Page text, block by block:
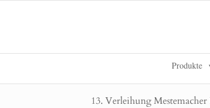
Produkte
13. Verleihung Mestemacher